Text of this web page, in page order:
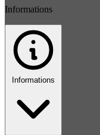
Informations
Informations